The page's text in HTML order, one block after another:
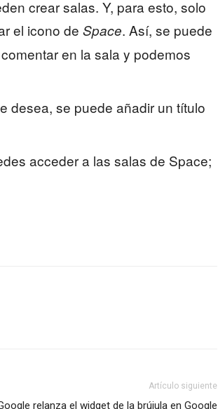
crear salas. Y, para esto, solo
el icono de Space. Así, se puede
en la sala y podemos
desea, se puede añadir un título
acceder a las salas de Space;
Artículo siguiente
relanza el widget de la brújula en Google